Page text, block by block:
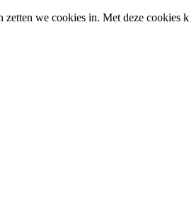
we cookies in. Met deze